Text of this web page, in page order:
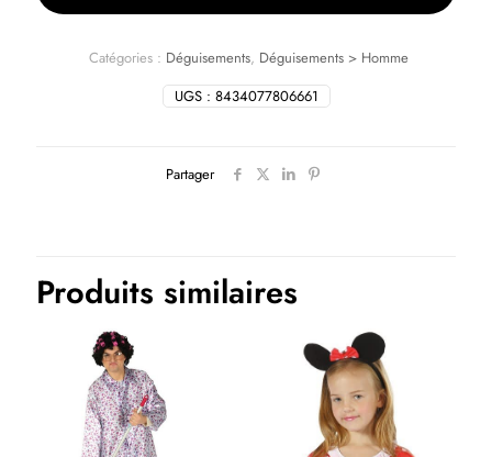
UGS : 8434077806661
Catégories : Déguisements, Déguisements > Homme
Partager
Produits similaires